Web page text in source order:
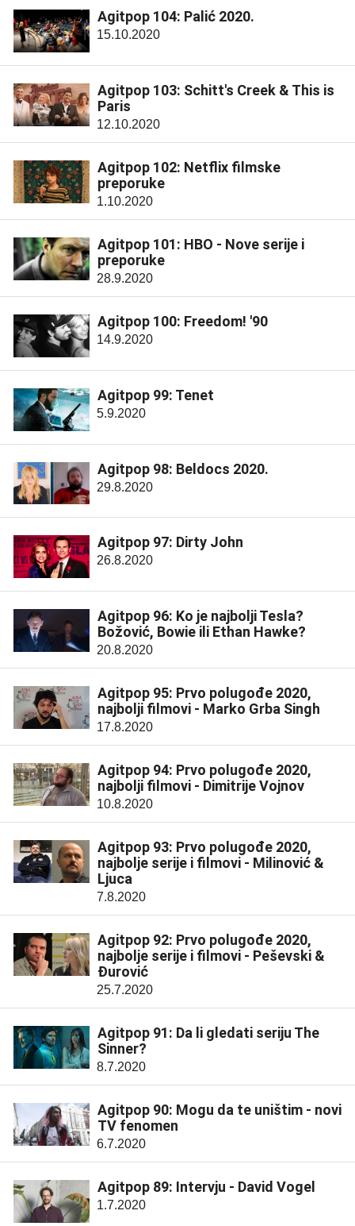
Agitpop 104: Palić 2020.
15.10.2020
Agitpop 103: Schitt's Creek & This is
Paris
12.10.2020
Agitpop 102: Netflix filmske
preporuke
1.10.2020
Agitpop 101: HBO - Nove serije i
preporuke
28.9.2020
Agitpop 100: Freedom! '90
14.9.2020
Agitpop 99: Tenet
5.9.2020
Agitpop 98: Beldocs 2020.
29.8.2020
Agitpop 97: Dirty John
26.8.2020
Agitpop 96: Ko je najbolji Tesla?
Božović, Bowie ili Ethan Hawke?
20.8.2020
Agitpop 95: Prvo polugođe 2020,
najbolji filmovi - Marko Grba Singh
17.8.2020
Agitpop 94: Prvo polugođe 2020,
najbolji filmovi - Dimitrije Vojnov
10.8.2020
Agitpop 93: Prvo polugođe 2020,
najbolje serije i filmovi - Milinović &
Ljuca
7.8.2020
Agitpop 92: Prvo polugođe 2020,
najbolje serije i filmovi - Peševski &
Đurović
25.7.2020
Agitpop 91: Da li gledati seriju The
Sinner?
8.7.2020
Agitpop 90: Mogu da te uništim - novi
TV fenomen
6.7.2020
Agitpop 89: Intervju - David Vogel
1.7.2020